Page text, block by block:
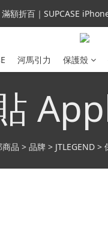
員699免運｜父親節禮手機殼
滿額折百｜SUPCASE
員699免運｜父親節禮手機殼
河馬引力 保護殼
商品 >品牌 > JTLEGEND >